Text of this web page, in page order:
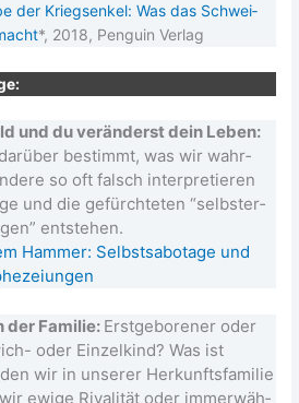
der Kriegs­en­kel: Was das Schwei­
*, 2018, Pen­gu­in Verlag
und du ver­än­derst dein Leben:
bestimmt, was wir wahr­
so oft falsch inter­pre­tie­ren
und die gefürch­te­ten “selbst­er­
ent­ste­hen.
Ham­mer: Selbst­sa­bo­ta­ge und
der Fami­lie: Erst­ge­bo­re­ner oder
oder Ein­zel­kind? Was ist
wir in unse­rer Her­kunfts­fa­mi­lie
ewi­ge Riva­li­tät oder immer­wäh­